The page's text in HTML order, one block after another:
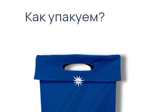
Как упакуем?